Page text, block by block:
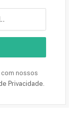
nossos
Privacidade